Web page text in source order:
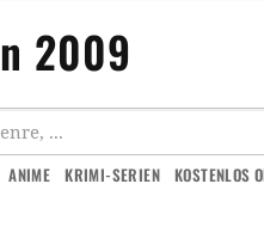
2009
ANIME KRIMI-SERIEN KOSTENLOS